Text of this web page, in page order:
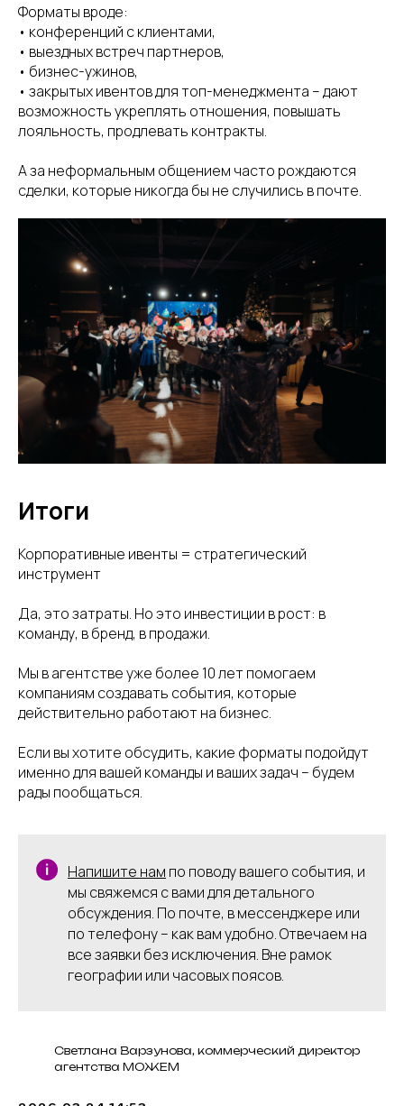
Форматы вроде:
• конференций с клиентами,
• выездных встреч партнеров,
• бизнес-ужинов,
• закрытых ивентов для топ-менеджмента – дают
возможность укреплять отношения, повышать
лояльность, продлевать контракты.
А за неформальным общением часто рождаются
сделки, которые никогда бы не случились в почте.
Итоги
Корпоративные ивенты = стратегический
инструмент
Да, это затраты. Но это инвестиции в рост: в
команду, в бренд, в продажи.
Мы в агентстве уже более 10 лет помогаем
компаниям создавать события, которые
действительно работают на бизнес.
Если вы хотите обсудить, какие форматы подойдут
именно для вашей команды и ваших задач – будем
рады пообщаться.
Напишите нам по поводу вашего события, и
мы свяжемся с вами для детального
обсуждения. По почте, в мессенджере или
по телефону – как вам удобно. Отвечаем на
все заявки без исключения. Вне рамок
географии или часовых поясов.
Светлана Варзунова, коммерческий директор
агентства МОЖЕМ